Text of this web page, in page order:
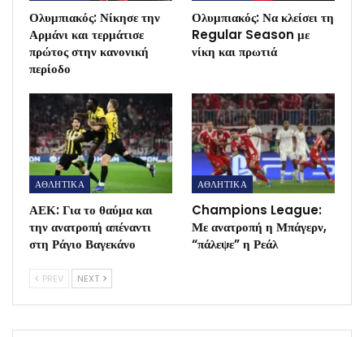
Ολυμπιακός: Νίκησε την
Αρμάνι και τερμάτισε
πρώτος στην κανονική
περίοδο
Ολυμπιακός: Να κλείσει τη
Regular Season με
νίκη και πρωτιά
ΑΘΛΗΤΙΚΑ
ΑΕΚ: Για το θαύμα και
την ανατροπή απέναντι
στη Ράγιο Βαγεκάνο
ΑΘΛΗΤΙΚΑ
Champions League:
Με ανατροπή η Μπάγερν,
“πάλεψε” η Ρεάλ
PREV NEXT